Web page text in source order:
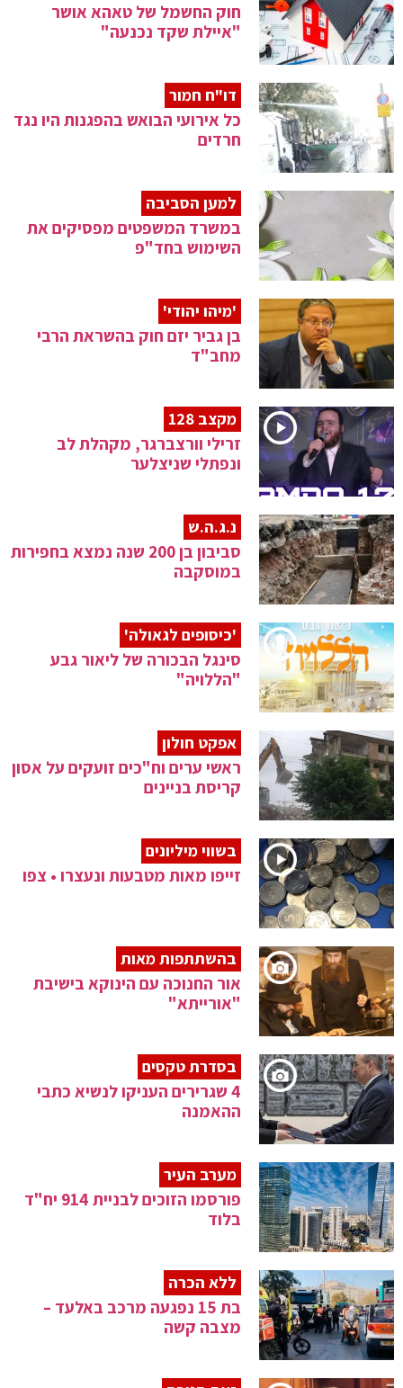
חוק החשמל של טאהא אושר
"איילת שקד נכנעה"
דו"ח חמור
כל אירועי הבואש בהפגנות היו נגד
חרדים
למען הסביבה
במשרד המשפטים מפסיקים את
השימוש בחד"פ
'מיהו יהודי'
בן גביר יזם חוק בהשראת הרבי
מחב"ד
מקצב 128
זרילי וורצברגר, מקהלת לב
ונפתלי שניצלער
נ.ג.ה.ש
סביבון בן 200 שנה נמצא בחפירות
במוסקבה
'כיסופים לגאולה'
סינגל הבכורה של ליאור גבע
"הללויה"
אפקט חולון
ראשי ערים וח"כים זועקים על אסון
קריסת בניינים
בשווי מיליונים
זייפו מאות מטבעות ונעצרו • צפו
בהשתתפות מאות
אור החנוכה עם הינוקא בישיבת
"אורייתא"
בסדרת טקסים
4 שגרירים העניקו לנשיא כתבי
ההאמנה
מערב העיר
פורסמו הזוכים לבניית 914 יח"ד
בלוד
ללא הכרה
בת 15 נפגעה מרכב באלעד –
מצבה קשה